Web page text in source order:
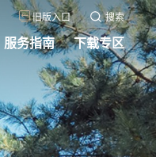
旧版入口 搜索
服务指南 下载专区